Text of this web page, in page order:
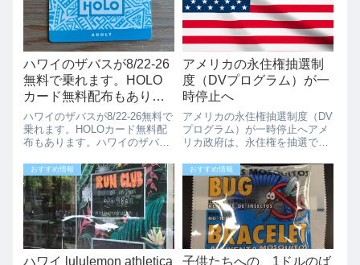
ハワイのザバスが8/22-26
無料で乗れます。HOLO
カード無料配布もありま
す。
ハワイのザバスが8/22-26無料で
乗れます。HOLOカード無料配
布もあります。ハワイのザバス
無料で乗車できます。最近は、
ザバスの後ろについている電光
掲示板にもFREE RIDEという文
字が表示されてい...
アメリカの永住権抽選制
度（DVプログラム）が一
時停止へ
アメリカの永住権抽選制度（DV
プログラム）が一時停止へアメ
リカ政府は、永住権を抽選で付
ログラム）」を一時停止すると
発表しました。この制度は日本
人も対象で、毎年多くの人が応
募していることで知られていま
す。アメリカ...
おすすめ情報
ハワイ lululemon athletica
おすすめ情報
子供たちへの、1ドルのば